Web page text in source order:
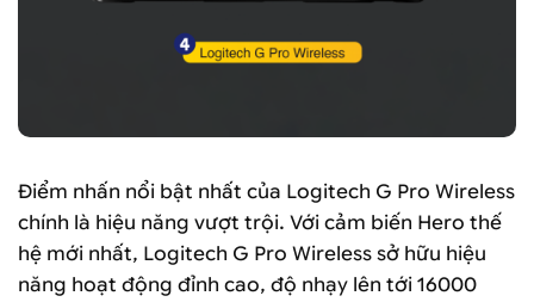
Điểm nhấn nổi bật nhất của Logitech G Pro Wireless
chính là hiệu năng vượt trội. Với cảm biến Hero thế
hệ mới nhất, Logitech G Pro Wireless sở hữu hiệu
năng hoạt động đỉnh cao, độ nhạy lên tới 16000